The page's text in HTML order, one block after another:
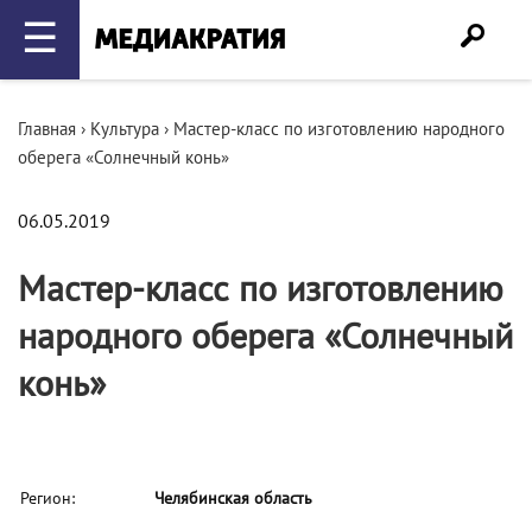
☰
Главная › Культура › Мастер-класс по изготовлению народного
оберега «Солнечный конь»
06.05.2019
Мастер-класс по изготовлению
народного оберега «Солнечный
конь»
Регион:
Челябинская область